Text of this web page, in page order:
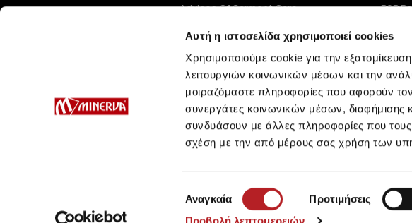
Αυτή η ιστοσελίδα χρησιμοποιεί cookies
Χρησιμοποιούμε cookie για την
λειτουργιών κοινωνικών μέσων και την
μοιραζόμαστε πληροφορίες που αφορούν
συνεργάτες κοινωνικών μέσων, διαφήμισης
συνδυάσουν με άλλες πληροφορίες που τους
σχέση με την από μέρους σας χρήση των
συγκατάθεσης
Αναγκαία Προτιμήσεις
Προβολή λεπτομερειών
Advices Of Garment Care
B2B
Minerva ©